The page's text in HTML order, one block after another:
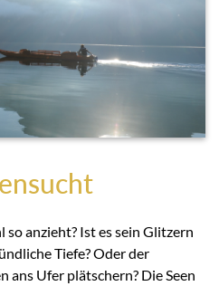
so anzieht? Ist es sein Glitzern
Tiefe? Oder der
ans Ufer plätschern? Die Seen